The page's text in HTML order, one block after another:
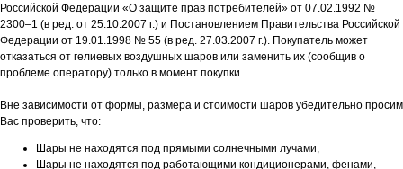
Российской Федерации «О защите прав потребителей» от 07.02.1992 №
2300–1 (в ред. от 25.10.2007 г.) и Постановлением Правительства Российской
Федерации от 19.01.1998 № 55 (в ред. 27.03.2007 г.). Покупатель может
отказаться от гелиевых воздушных шаров или заменить их (сообщив о
проблеме оператору) только в момент покупки.
Вне зависимости от формы, размера и стоимости шаров убедительно просим
Вас проверить, что:
Шары не находятся под прямыми солнечными лучами,
Шары не находятся под работающими кондиционерами, фенами,